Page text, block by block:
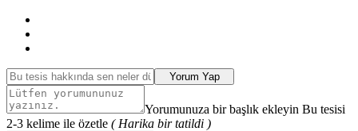
Yorum Yap
Yorumunuza bir başlık ekleyin Bu tesisi
2-3 kelime ile özetle ( Harika bir tatildi )